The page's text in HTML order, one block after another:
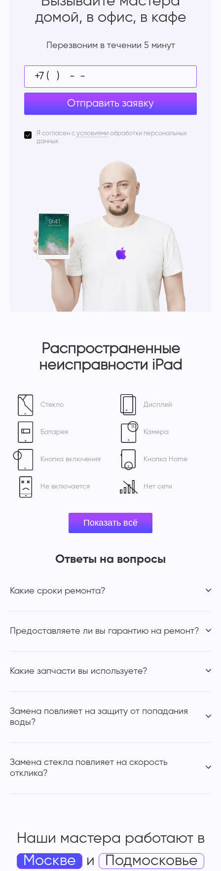
домой, в офис, в кафе
Перезвоним в течении 5 минут
Отправить заявку
Я согласен с условиями обработки персональных
данных
Распространенные
неисправности iPad
Стекло Дисплей
Батарея Камера
Кнопка включения Кнопка Home
Не включается Нет сети
Ответы на вопросы
Какие сроки ремонта?
Предоставляете ли вы гарантию на ремонт?
Какие запчасти вы используете?
Замена повлияет на защиту от попадания
воды?
Замена стекла повлияет на скорость
отклика?
Наши мастера работают в
Москве
и Подмосковье